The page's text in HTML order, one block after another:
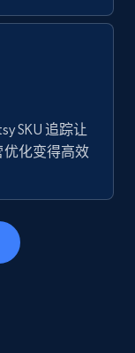
and
立即开始
by
SKU 追踪让
化变得高效